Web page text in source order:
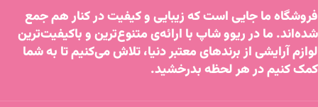
فروشگاه ما جایی است که زیبایی و کیفیت در کنار هم جمع
شده‌اند. ما در ریوو شاپ با ارائه‌ی متنوع‌ترین و باکیفیت‌ترین
لوازم آرایشی از برندهای معتبر دنیا، تلاش می‌کنیم تا به شما
کمک کنیم در هر لحظه بدرخشید.